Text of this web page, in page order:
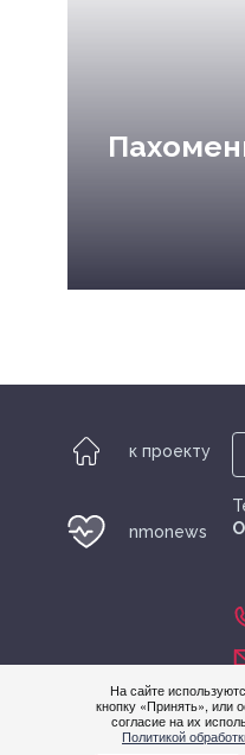
На сайте
кнопку «Принять», или
согласие на их
Политикой
к проекту
nmonews